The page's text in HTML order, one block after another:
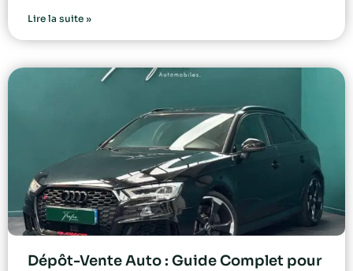
Lire la suite »
Dépôt-Vente Auto : Guide Complet pour